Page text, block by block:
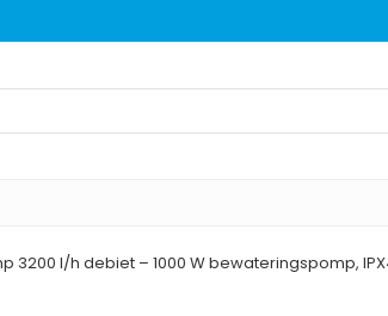
3200 l/h debiet – 1000 W bewateringspomp,